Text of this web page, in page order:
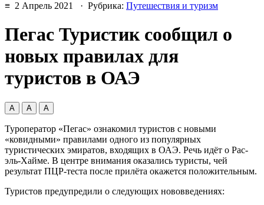
≡ 2 Апрель 2021 · Рубрика: Путешествия и туризм
Пегас Туристик сообщил о
новых правилах для
туристов в ОАЭ
А А А
Туроператор «Пегас» ознакомил туристов с новыми
«ковидными» правилами одного из популярных
туристических эмиратов, входящих в ОАЭ. Речь идёт о Рас-
эль-Хайме. В центре внимания оказались туристы, чей
результат ПЦР-теста после прилёта окажется положительным.
Туристов предупредили о следующих нововведениях: